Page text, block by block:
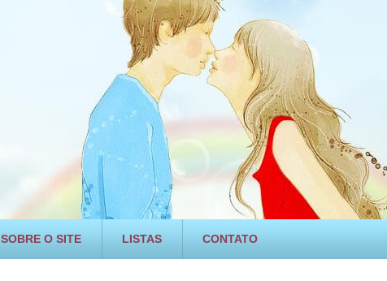
SOBRE O SITE LISTAS CONTATO